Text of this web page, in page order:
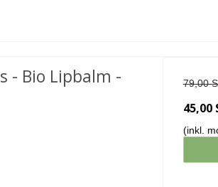
- Bio Lipbalm -
79,00
45,00
(inkl.